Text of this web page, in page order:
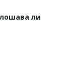
ли